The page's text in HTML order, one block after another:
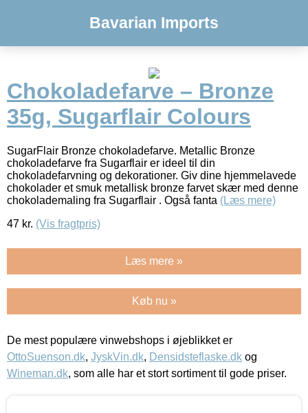
Bavarian Imports
Chokoladefarve – Bronze
35g, Sugarflair Colours
SugarFlair Bronze chokoladefarve. Metallic Bronze
chokoladefarve fra Sugarflair er ideel til din
chokoladefarvning og dekorationer. Giv dine hjemmelavede
chokolader et smuk metallisk bronze farvet skær med denne
chokolademaling fra Sugarflair . Også fanta (Læs mere)
47 kr. (Vis fragtpris)
Læs mere »
Køb nu »
De mest populære vinwebshops i øjeblikket er
OttoSuenson.dk, JyskVin.dk, Densidsteflaske.dk og
Wineman.dk, som alle har et stort sortiment til gode priser.